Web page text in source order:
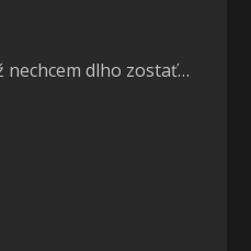
nechcem dlho zostať…